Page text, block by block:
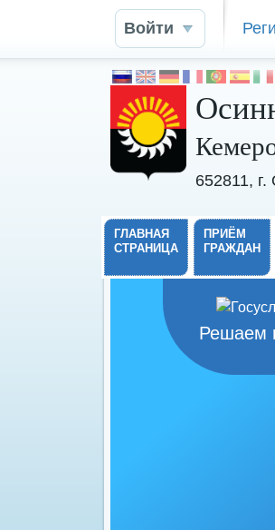
Войти
652811,
ГЛАВНАЯ
СТРАНИЦА
ПРИЁМ
ГРАЖДАН
Решаем